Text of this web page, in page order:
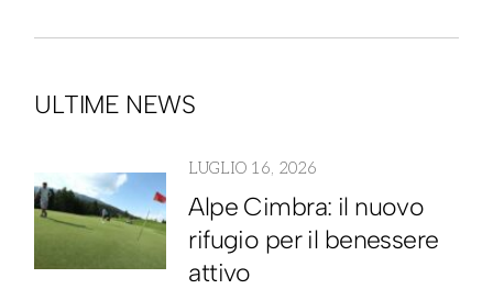
ULTIME NEWS
LUGLIO 16, 2026
Alpe Cimbra: il nuovo
rifugio per il benessere
attivo